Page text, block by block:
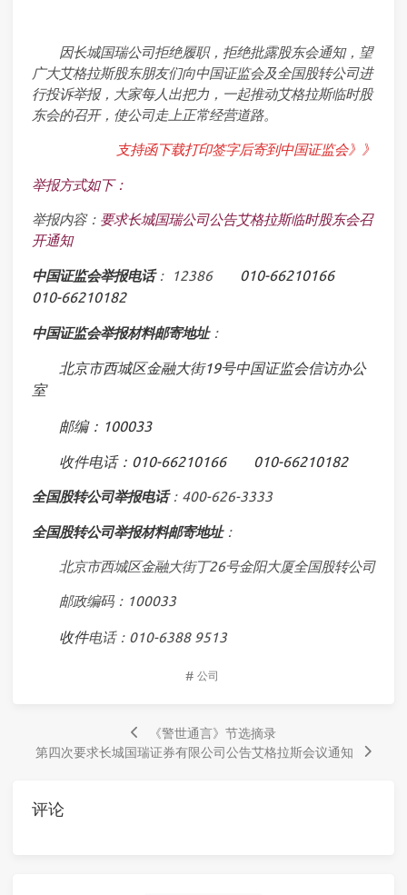
因长城国瑞公司拒绝履职，拒绝批露股东会通知，望
广大艾格拉斯股东朋友们向中国证监会及全国股转公司进
行投诉举报，大家每人出把力，一起推动艾格拉斯临时股
东会的召开，使公司走上正常经营道路。
支持函下载打印签字后寄到中国证监会》》
举报方式如下：
举报内容： 要求长城国瑞公司公告艾格拉斯临时股东会召
开通知
中国证监会举报电话： 12386
010-66210166
010-66210182
中国证监会举报材料邮寄地址：
北京市西城区金融大街19号中国证监会信访办公
室
邮编：100033
收件电话：010-66210166
010-66210182
全国股转公司举报电话：400-626-3333
全国股转公司举报材料邮寄地址：
北京市西城区金融大街丁26号金阳大厦全国股转公司
邮政编码：100033
收件电话：010-6388 9513
# 公司
《警世通言》节选摘录
第四次要求长城国瑞证券有限公司公告艾格拉斯会议通知
评论